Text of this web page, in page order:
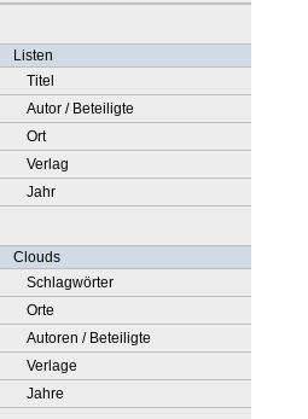
Listen
Titel
Autor / Beteiligte
Ort
Verlag
Jahr
Clouds
Schlagwörter
Orte
Autoren / Beteiligte
Verlage
Jahre